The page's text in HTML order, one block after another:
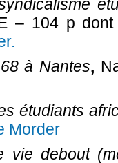
– 104 p
à Nantes,
étudiants
Morder
vie debout